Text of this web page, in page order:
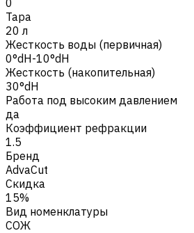
Тара
20 л
Жесткость воды (первичная)
0°dH-10°dH
Жесткость (накопительная)
30°dH
Работа под высоким давлением
да
Коэффициент рефракции
1.5
Бренд
AdvaCut
Скидка
15%
Вид номенклатуры
СОЖ